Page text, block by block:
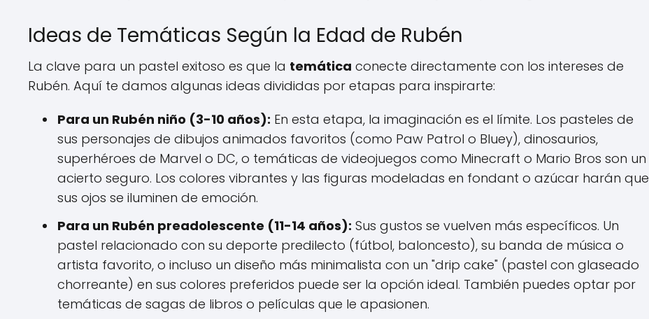
Ideas de Temáticas Según la Edad de Rubén
La clave para un pastel exitoso es que la temática conecte directamente con los intereses de
Rubén. Aquí te damos algunas ideas divididas por etapas para inspirarte:
Para un Rubén niño (3-10 años): En esta etapa, la imaginación es el límite. Los pasteles de
sus personajes de dibujos animados favoritos (como Paw Patrol o Bluey), dinosaurios,
superhéroes de Marvel o DC, o temáticas de videojuegos como Minecraft o Mario Bros son un
acierto seguro. Los colores vibrantes y las figuras modeladas en fondant o azúcar harán que
sus ojos se iluminen de emoción.
Para un Rubén preadolescente (11-14 años): Sus gustos se vuelven más específicos. Un
pastel relacionado con su deporte predilecto (fútbol, baloncesto), su banda de música o
artista favorito, o incluso un diseño más minimalista con un "drip cake" (pastel con glaseado
chorreante) en sus colores preferidos puede ser la opción ideal. También puedes optar por
temáticas de sagas de libros o películas que le apasionen.